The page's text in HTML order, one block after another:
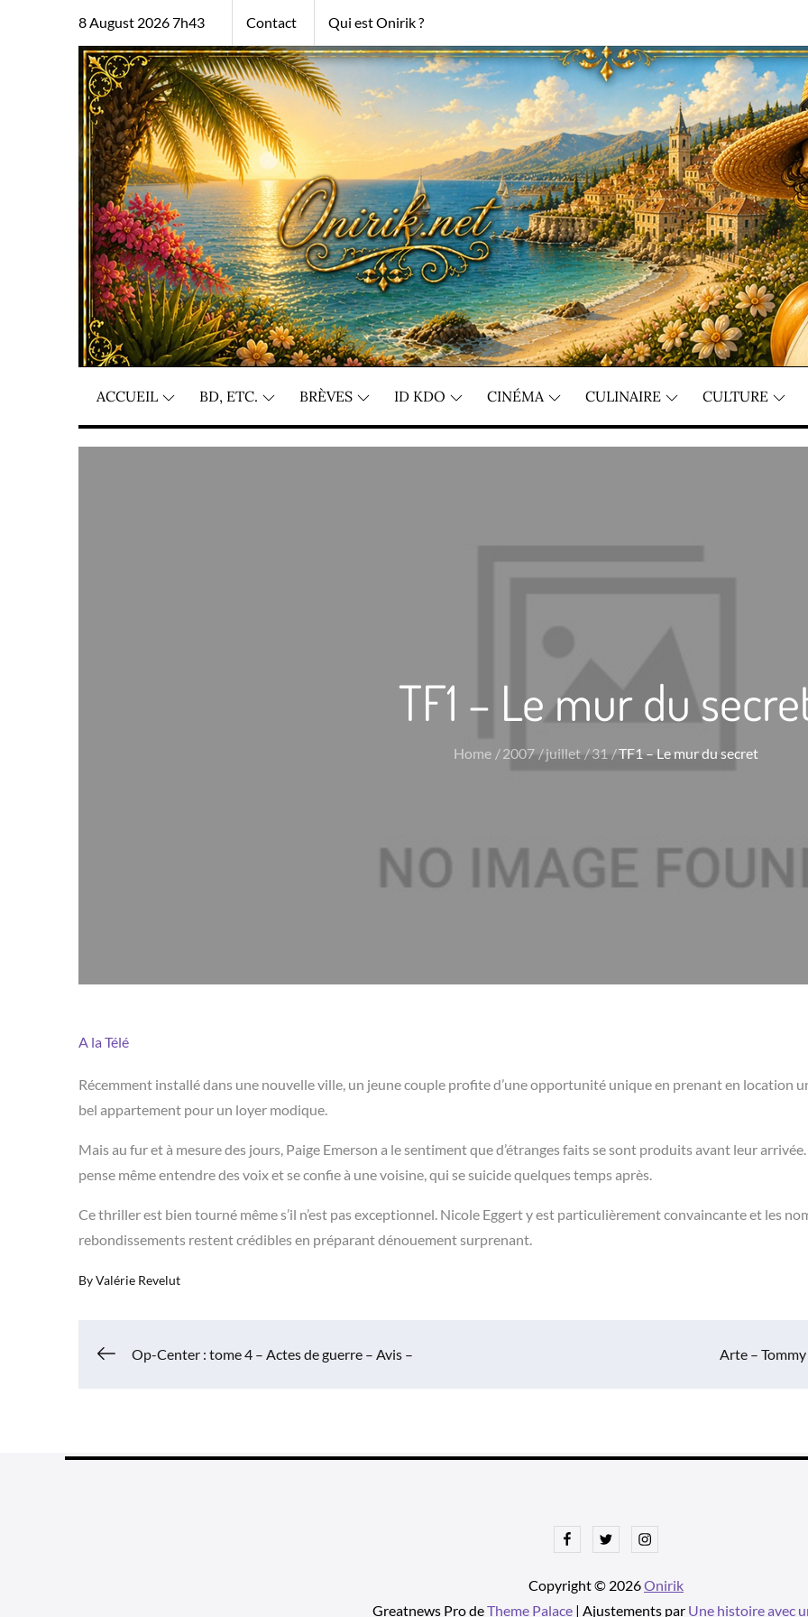
8 August 2026 7h43 Contact Qui est Onirik ?
ACCUEIL BD, ETC. BRÈVES ID KDO CINÉMA CULINAIRE CULTURE
TF1 – Le mur du
Home 2007 juillet 31 TF1 – Le mur du secret
A la Télé
Récemment installé dans une nouvelle ville, un jeune couple profite d’une opportunité unique en prenant en location
bel appartement pour un loyer modique.
Mais au fur et à mesure des jours, Paige Emerson a le sentiment que d’étranges faits se sont produits avant leur
pense même entendre des voix et se confie à une voisine, qui se suicide quelques temps après.
Ce thriller est bien tourné même s’il n’est pas exceptionnel. Nicole Eggert y est particulièrement convaincante et les
rebondissements restent crédibles en préparant dénouement surprenant.
ByValérie Revelut
Navigation
l’article
Op-Center : tome 4 – Actes de guerre – Avis – Arte – Tommy
FacebookTwitterInstagram
Copyright © 2026Onirik
Greatnews Pro deTheme Palace| Ajustements par Une histoire avec